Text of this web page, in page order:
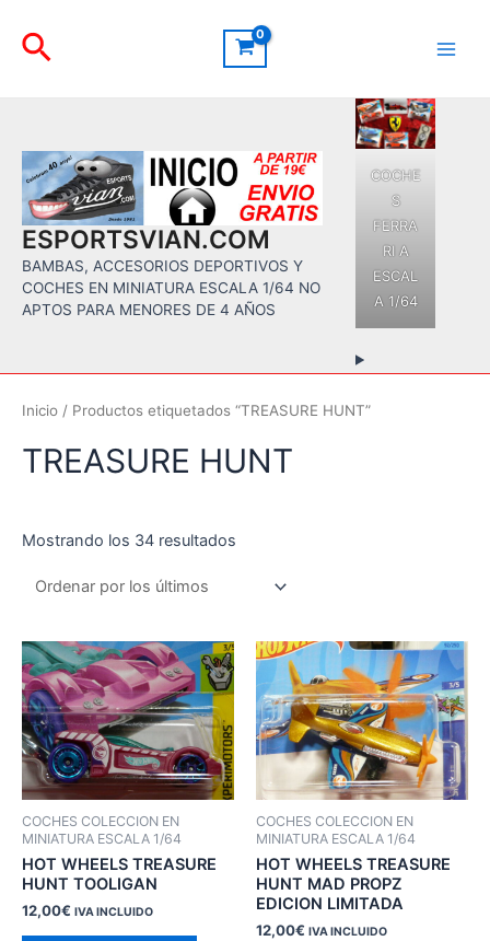
contenido
Buscar
ESPORTSVIAN.COM
BAMBAS, ACCESORIOS DEPORTIVOS Y
COCHES EN MINIATURA ESCALA 1/64 NO
APTOS PARA MENORES DE 4 AÑOS
COCHE
S
FERRA
RI A
ESCAL
A 1/64
Inicio / Productos etiquetados “TREASURE HUNT”
TREASURE HUNT
Mostrando los 34 resultados
últimos
COCHES COLECCION EN
MINIATURA ESCALA 1/64
HOT WHEELS TREASURE
HUNT TOOLIGAN
12,00€ IVA INCLUIDO
COCHES COLECCION EN
MINIATURA ESCALA 1/64
HOT WHEELS TREASURE
HUNT MAD PROPZ
EDICION LIMITADA
12,00€ IVA INCLUIDO